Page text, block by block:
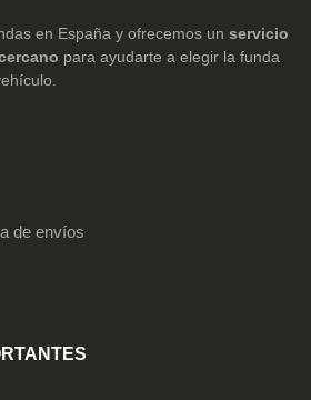
en España y ofrecemos un servicio
para ayudarte a elegir la funda
de envíos